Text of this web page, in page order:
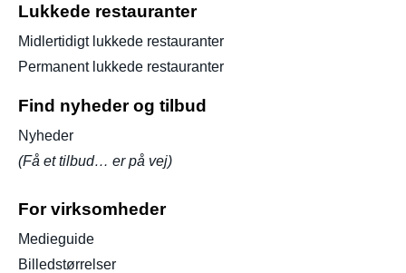
Lukkede restauranter
Midlertidigt lukkede restauranter
Permanent lukkede restauranter
Find nyheder og tilbud
Nyheder
(Få et tilbud… er på vej)
For virksomheder
Medieguide
Billedstørrelser